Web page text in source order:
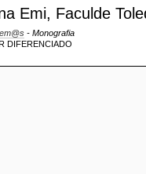
Emi, Faculde
- Monografia
DIFERENCIADO